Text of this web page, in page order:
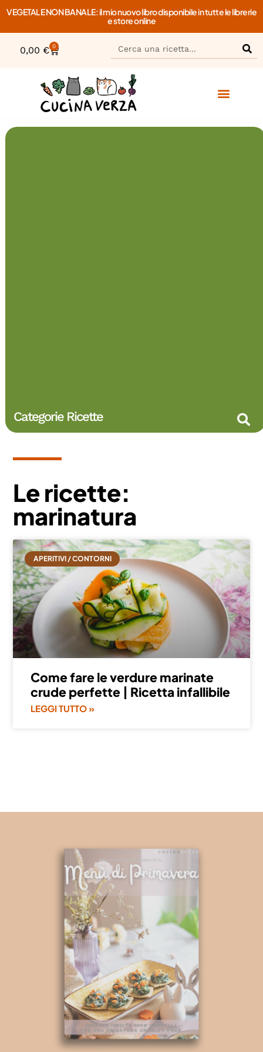
VEGETALE NON BANALE: il mio nuovo libro disponibile in tutte le librerie
e store online
0,00 € 0
Categorie Ricette
Le ricette:
marinatura
APERITIVI / CONTORNI
Come fare le verdure marinate
crude perfette | Ricetta infallibile
LEGGI TUTTO »